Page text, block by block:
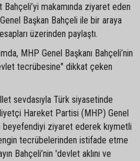
Bahçeli’yi makamında ziyaret eden
Genel Başkan Bahçeli ile bir araya
üzerinden paylaştı.
MHP Genel Başkanı Bahçeli’nin
tecrübesine" dikkat çeken
sevdasıyla Türk siyasetinde
Hareket Partisi (MHP) Genel
beyefendiyi ziyaret ederek kıymetli
tecrübelerinden istifade etme
Bahçeli’nin 'devlet aklını ve